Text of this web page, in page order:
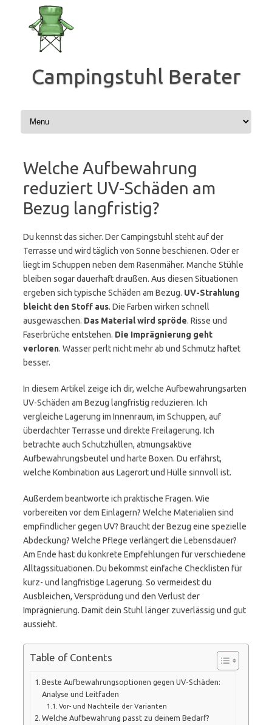
springen
Campingstuhl Berater
Welche Aufbewahrung
reduziert UV-Schäden am
Bezug langfristig?
Du kennst das sicher. Der Campingstuhl steht auf der
Terrasse und wird täglich von Sonne beschienen. Oder er
liegt im Schuppen neben dem Rasenmäher. Manche Stühle
bleiben sogar dauerhaft draußen. Aus diesen Situationen
ergeben sich typische Schäden am Bezug. UV-Strahlung
bleicht den Stoff aus. Die Farben wirken schnell
ausgewaschen. Das Material wird spröde. Risse und
Faserbrüche entstehen. Die Imprägnierung geht
verloren. Wasser perlt nicht mehr ab und Schmutz haftet
besser.
In diesem Artikel zeige ich dir, welche Aufbewahrungsarten
UV-Schäden am Bezug langfristig reduzieren. Ich
vergleiche Lagerung im Innenraum, im Schuppen, auf
überdachter Terrasse und direkte Freilagerung. Ich
betrachte auch Schutzhüllen, atmungsaktive
Aufbewahrungsbeutel und harte Boxen. Du erfährst,
welche Kombination aus Lagerort und Hülle sinnvoll ist.
Außerdem beantworte ich praktische Fragen. Wie
vorbereiten vor dem Einlagern? Welche Materialien sind
empfindlicher gegen UV? Braucht der Bezug eine spezielle
Abdeckung? Welche Pflege verlängert die Lebensdauer?
Am Ende hast du konkrete Empfehlungen für verschiedene
Alltagssituationen. Du bekommst einfache Checklisten für
kurz- und langfristige Lagerung. So vermeidest du
Ausbleichen, Versprödung und den Verlust der
Imprägnierung. Damit dein Stuhl länger zuverlässig und gut
aussieht.
Table of Contents
Beste Aufbewahrungsoptionen gegen UV-Schäden:
Analyse und Leitfaden
Vor- und Nachteile der Varianten
Welche Aufbewahrung passt zu deinem Bedarf?